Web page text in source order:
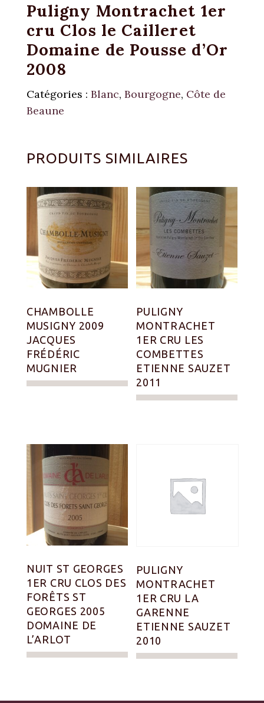
Puligny Montrachet 1er
cru Clos le Cailleret
Domaine de Pousse d’Or
2008
Catégories : Blanc, Bourgogne, Côte de
Beaune
PRODUITS SIMILAIRES
CHAMBOLLE
MUSIGNY 2009
JACQUES
FRÉDÉRIC
MUGNIER
PULIGNY
MONTRACHET
1ER CRU LES
COMBETTES
ETIENNE SAUZET
2011
NUIT ST GEORGES
1ER CRU CLOS DES
FORÊTS ST
GEORGES 2005
DOMAINE DE
L’ARLOT
PULIGNY
MONTRACHET
1ER CRU LA
GARENNE
ETIENNE SAUZET
2010